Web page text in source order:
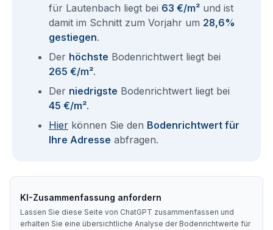
für Lautenbach liegt bei 63 €/m² und ist
damit im Schnitt zum Vorjahr um 28,6%
gestiegen.
Der höchste Bodenrichtwert liegt bei
265 €/m².
Der niedrigste Bodenrichtwert liegt bei
45 €/m².
Hier können Sie den Bodenrichtwert für
Ihre Adresse abfragen.
KI-Zusammenfassung anfordern
Lassen Sie diese Seite von ChatGPT zusammenfassen und
erhalten Sie eine übersichtliche Analyse der Bodenrichtwerte für